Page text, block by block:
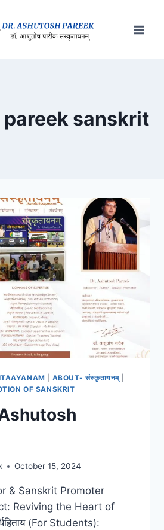
sanskrit
ABOUT- संस्कृतायनम्
OF SANSKRIT
October 15, 2024
& Sanskrit Promoter
Reviving the Heart of
(For Students):